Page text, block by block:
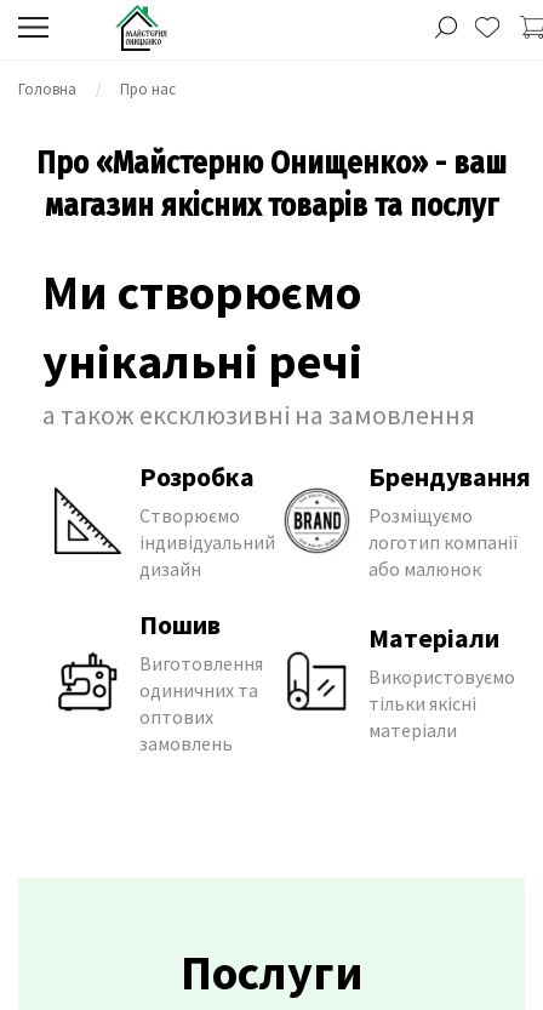
Головна Про нас
Про «Майстерню Онищенко» - ваш
магазин якісних товарів та послуг
Ми створюємо
унікальні речі
а також ексклюзивні на замовлення
Розробка
Створюємо
індивідуальний
дизайн
Брендування
Розміщуємо
логотип компанії
або малюнок
Пошив
Виготовлення
одиничних та
оптових
замовлень
Матеріали
Використовуємо
тільки якісні
матеріали
Послуги